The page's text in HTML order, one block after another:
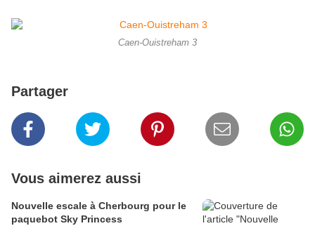
Caen-Ouistreham 3
Partager
Vous aimerez aussi
Nouvelle escale à Cherbourg pour le
paquebot Sky Princess